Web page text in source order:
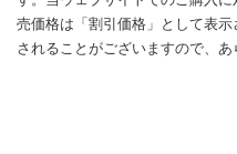
売価格は「割引価格」として表
されることがございますので、あ